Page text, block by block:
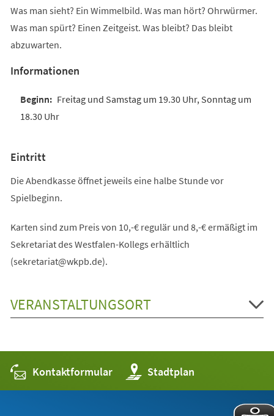
Was man sieht? Ein Wimmelbild. Was man hört? Ohrwürmer.
Was man spürt? Einen Zeitgeist. Was bleibt? Das bleibt
abzuwarten.
Informationen
Freitag und Samstag um 19.30 Uhr, Sonntag um
18.30 Uhr
Eintritt
Die Abendkasse öffnet jeweils eine halbe Stunde vor
Spielbeginn.
Karten sind zum Preis von 10,-€ regulär und 8,-€ ermäßigt im
Sekretariat des Westfalen-Kollegs erhältlich
(sekretariat@wkpb.de).
VERANSTALTUNGSORT
Kontaktformular Stadtplan
(Öffnet
in
einem